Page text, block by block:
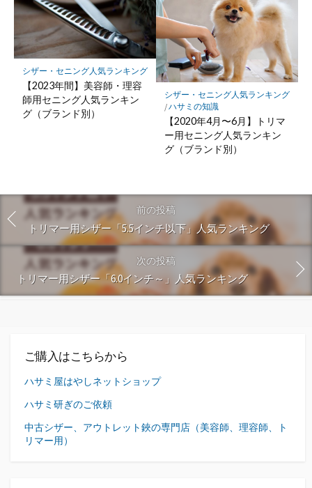
シザー・セニング人気ランキング
【2023年間】美容師・理容
師用セニング人気ランキン
グ（ブランド別）
シザー・セニング人気ランキング
/ハサミの知識
【2020年4月〜6月】トリマ
ー用セニング人気ランキン
グ（ブランド別）
前の投稿
トリマー用シザー「5.5インチ以下」人気ランキング
次の投稿
トリマー用シザー「6.0インチ～」人気ランキング
ご購入はこちらから
ハサミ屋はやしネットショップ
ハサミ研ぎのご依頼
中古シザー、アウトレット鋏の専門店（美容師、理容師、ト
リマー用）